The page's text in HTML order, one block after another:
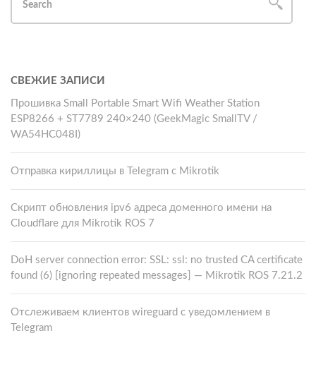
СВЕЖИЕ ЗАПИСИ
Прошивка Small Portable Smart Wifi Weather Station
ESP8266 + ST7789 240×240 (GeekMagic SmallTV /
WA54HC048I)
Отправка кириллицы в Telegram с Mikrotik
Скрипт обновления ipv6 адреса доменного имени на
Cloudflare для Mikrotik ROS 7
DoH server connection error: SSL: ssl: no trusted CA certificate
found (6) [ignoring repeated messages] — Mikrotik ROS 7.21.2
Отслеживаем клиентов wireguard с уведомлением в
Telegram